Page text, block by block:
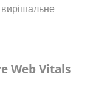
вирішальне
Web Vitals